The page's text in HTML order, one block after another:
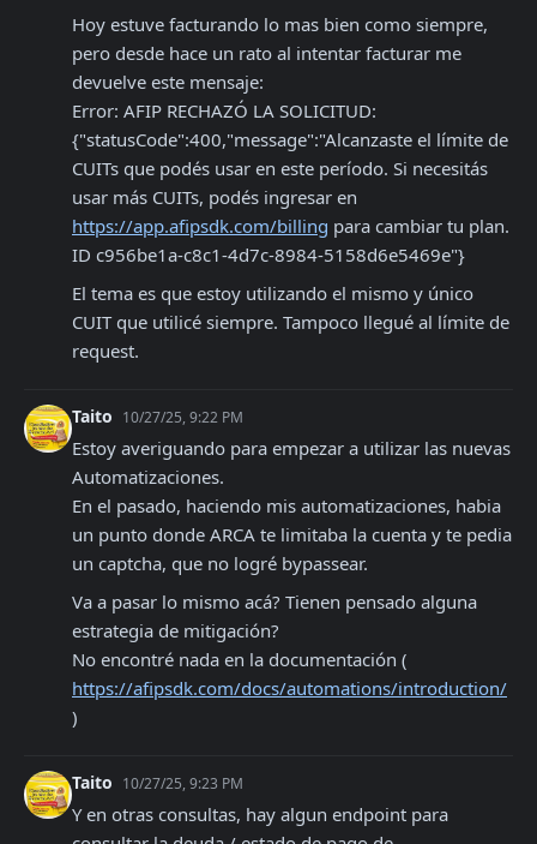
Hoy estuve facturando lo mas bien como siempre,
pero desde hace un rato al intentar facturar me
devuelve este mensaje:
Error: AFIP RECHAZÓ LA SOLICITUD:
{"statusCode":400,"message":"Alcanzaste el límite de
CUITs que podés usar en este período. Si necesitás
https://app.afipsdk.com/billing para cambiar tu plan.
ID c956be1a-c8c1-4d7c-8984-5158d6e5469e"}
El tema es que estoy utilizando el mismo y único
CUIT que utilicé siempre. Tampoco llegué al límite de
request.
Taito 10/27/25, 9:22 PM
Estoy averiguando para empezar a utilizar las nuevas
Automatizaciones.
En el pasado, haciendo mis automatizaciones, habia
un punto donde ARCA te limitaba la cuenta y te pedia
un captcha, que no logré bypassear.
Va a pasar lo mismo acá? Tienen pensado alguna
estrategia de mitigación?
https://afipsdk.com/docs/automations/introduction/
)
Taito 10/27/25, 9:23 PM
Y en otras consultas, hay algun endpoint para